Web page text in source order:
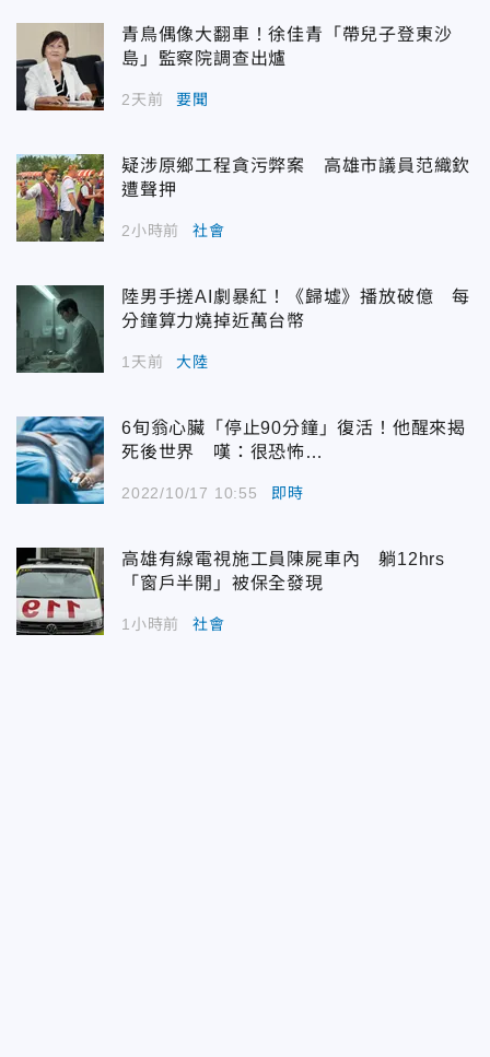
青鳥偶像大翻車！徐佳青「帶兒子登東沙
島」監察院調查出爐
2天前 要聞
疑涉原鄉工程貪污弊案 高雄市議員范織欽
遭聲押
2小時前 社會
陸男手搓AI劇暴紅！《歸墟》播放破億 每
分鐘算力燒掉近萬台幣
1天前 大陸
6旬翁心臟「停止90分鐘」復活！他醒來揭
死後世界 嘆：很恐怖…
2022/10/17 10:55 即時
高雄有線電視施工員陳屍車內 躺12hrs
「窗戶半開」被保全發現
1小時前 社會